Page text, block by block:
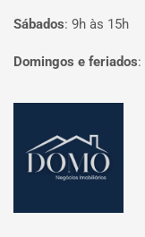
Sábados: 9h às 15h
Domingos e feriados: